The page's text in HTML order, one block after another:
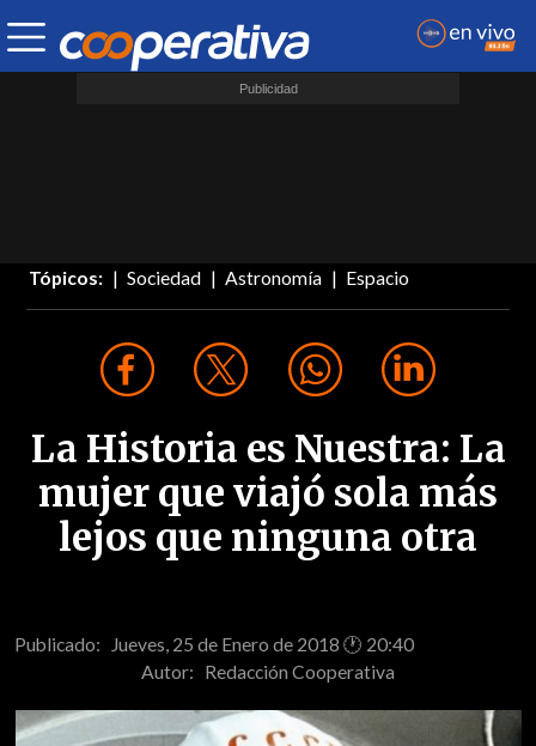
Tópicos: Sociedad Astronomía Espacio
La Historia es Nuestra: La
mujer que viajó sola más
lejos que ninguna otra
Publicado: Jueves, 25 de Enero de 2018 🕐 20:40
Autor: Redacción Cooperativa